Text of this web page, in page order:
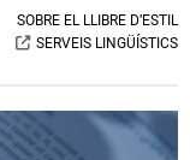
SOBRE EL LLIBRE D’ESTIL
SERVEIS LINGÜÍSTICS